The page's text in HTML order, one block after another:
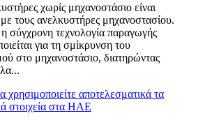
χωρίς μηχανοστάσιο είναι
με τους ανελκυστήρες μηχανοστασίου.
σύγχρονη τεχνολογία παραγωγής
για τη σμίκρυνση του
στο μηχανοστάσιο, διατηρώντας